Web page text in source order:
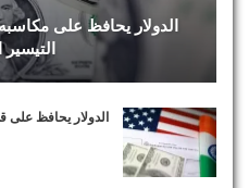
الدولار يحافظ على
الدولار يحافظ على